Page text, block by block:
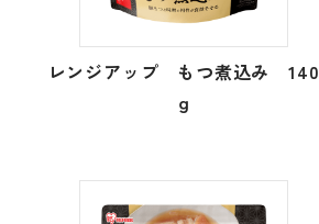
レンジアップ もつ煮込み 140
ｇ